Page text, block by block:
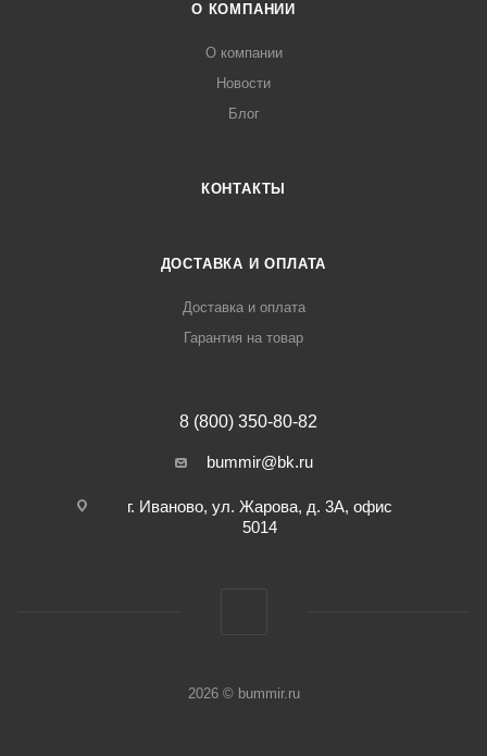
О КОМПАНИИ
О компании
Новости
Блог
КОНТАКТЫ
ДОСТАВКА И ОПЛАТА
Доставка и оплата
Гарантия на товар
8 (800) 350-80-82
bummir@bk.ru
г. Иваново, ул. Жарова, д. 3А, офис
5014
2026 © bummir.ru